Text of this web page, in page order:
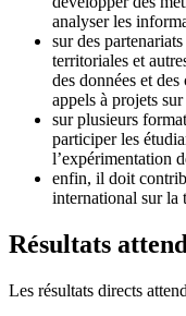
analyser les
sur des
territoriales et
des données et
appels à projets
sur plusieurs
participer les
l’expérimentation
enfin, il doit
international sur la
Résultats
Les résultats directs